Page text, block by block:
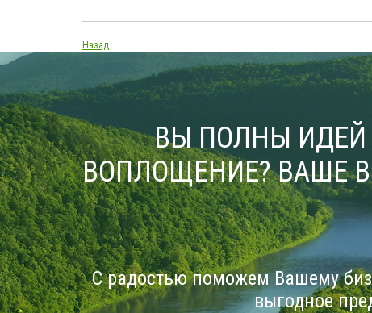
Назад
ВЫ ПОЛНЫ ИДЕЙ
ВОПЛОЩЕНИЕ? ВАШЕ
С радостью поможем Вашему
выгодное